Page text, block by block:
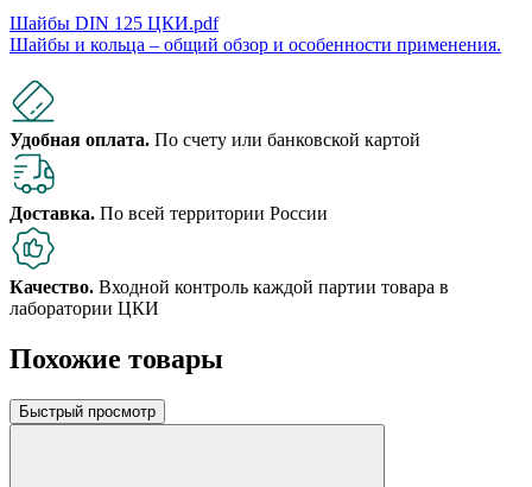
Шайбы DIN 125 ЦКИ.pdf
Шайбы и кольца – общий обзор и особенности применения.
Удобная оплата. По счету или банковской картой
Доставка. По всей территории России
Качество. Входной контроль каждой партии товара в
лаборатории ЦКИ
Похожие товары
Быстрый просмотр